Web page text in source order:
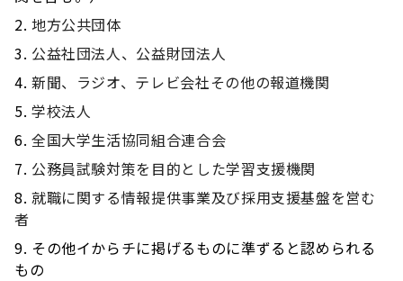
地方公共団体
公益社団法人、公益財団法人
新聞、ラジオ、テレビ会社その他の報道機関
学校法人
全国大学生活協同組合連合会
公務員試験対策を目的とした学習支援機関
就職に関する情報提供事業及び採用支援基盤を営む
者
その他イからチに掲げるものに準ずると認められる
もの